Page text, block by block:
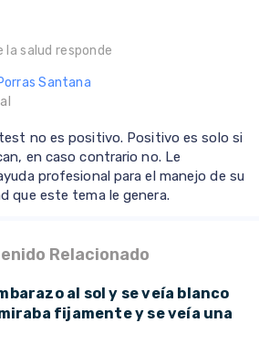
la salud responde
Santana
no es positivo. Positivo es solo si
en caso contrario no. Le
profesional para el manejo de su
que este tema le genera.
Relacionado
al sol y se veía blanco
fijamente y se veía una